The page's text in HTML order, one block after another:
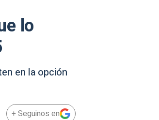
lo
en la opción
+ Seguinos en